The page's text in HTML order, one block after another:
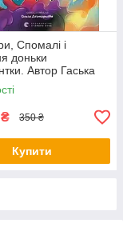
Спомалі і
доньки
Автор Гаська
₴ 350 ₴
Купити